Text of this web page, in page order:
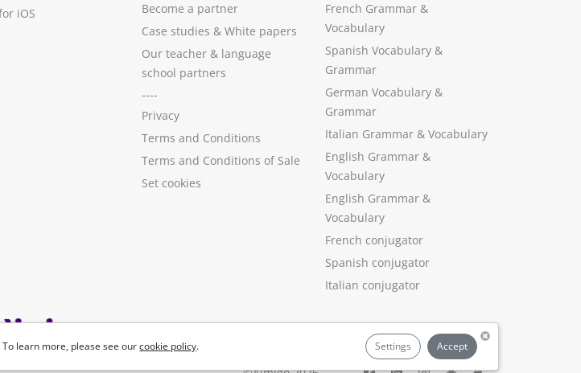
learn more, please see ourcookie policy. Settings Accept
iOS
Become a partner
Case studies & White papers
Our teacher & language
school partners
----
Privacy
Terms and Conditions
Terms and Conditions of Sale
Set cookies
French Grammar &
Vocabulary
Spanish Vocabulary &
Grammar
German Vocabulary &
Grammar
Italian Grammar & Vocabulary
English Grammar &
Vocabulary
English Grammar &
Vocabulary
French conjugator
Spanish conjugator
Italian conjugator